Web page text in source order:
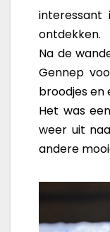
ontdekken.
Na de
Gennep
broodjes en
Het was
weer uit
andere